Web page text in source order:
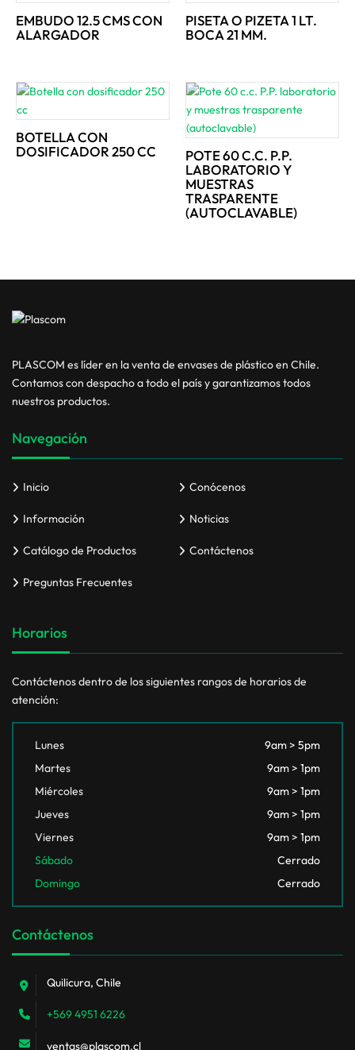
EMBUDO 12.5 CMS CON
ALARGADOR
PISETA O PIZETA 1 LT.
BOCA 21 MM.
BOTELLA CON
DOSIFICADOR 250 CC
POTE 60 C.C. P.P.
LABORATORIO Y
MUESTRAS
TRASPARENTE
(AUTOCLAVABLE)
PLASCOM es líder en la venta de envases de plástico en Chile.
Contamos con despacho a todo el país y garantizamos todos
nuestros productos.
Navegación
Inicio Conócenos
Información Noticias
Catálogo de Productos Contáctenos
Preguntas Frecuentes
Horarios
Contáctenos dentro de los siguientes rangos de horarios de
atención:
Lunes
9am > 5pm
Martes
9am > 1pm
Miércoles
9am > 1pm
Jueves
9am > 1pm
Viernes
9am > 1pm
Sábado
Cerrado
Domingo
Cerrado
Contáctenos
Quilicura, Chile
+569 4951 6226
ventas@plascom.cl